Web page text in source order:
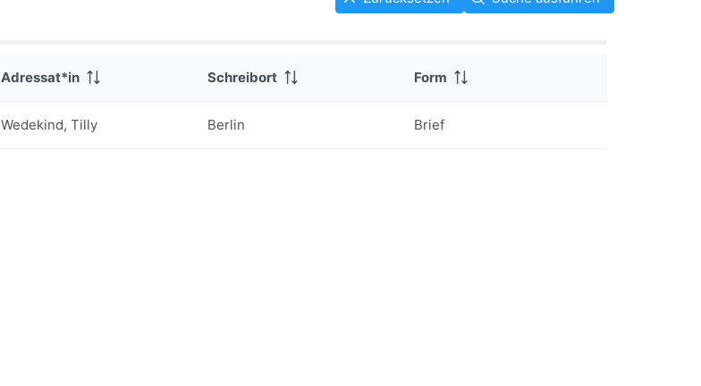
Adressat*in Schreibort Form
Wedekind, Tilly Berlin Brief